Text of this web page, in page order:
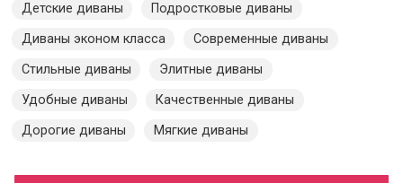
Детские диваны
Подростковые диваны
Диваны эконом класса
Современные диваны
Стильные диваны
Элитные диваны
Удобные диваны
Качественные диваны
Дорогие диваны
Мягкие диваны